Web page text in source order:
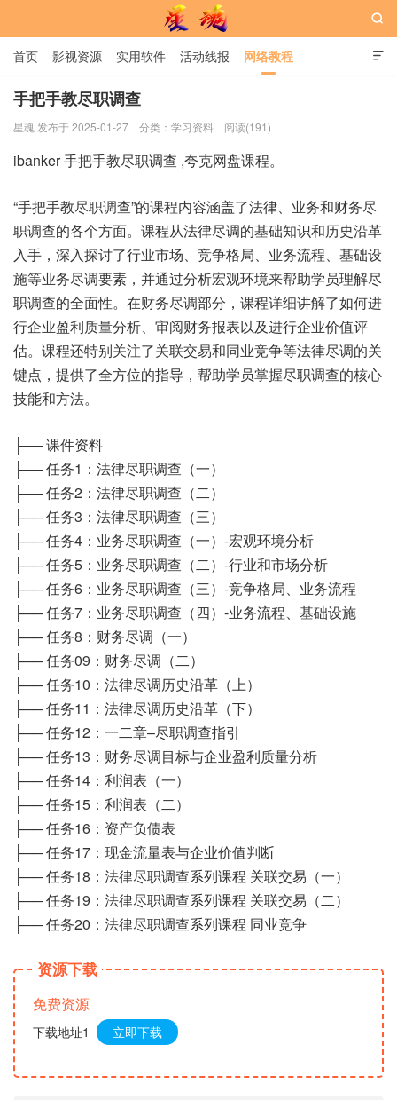

首页 影视资源 实用软件 活动线报 网络教程
用户中心 书籍 娱乐

手把手教尽职调查
星魂 发布于 2025-01-27 分类： 学习资料 阅读(191)
ibanker 手把手教尽职调查 ,夸克网盘课程。
“手把手教尽职调查”的课程内容涵盖了法律、业务和财务尽
职调查的各个方面。课程从法律尽调的基础知识和历史沿革
入手，深入探讨了行业市场、竞争格局、业务流程、基础设
施等业务尽调要素，并通过分析宏观环境来帮助学员理解尽
职调查的全面性。在财务尽调部分，课程详细讲解了如何进
行企业盈利质量分析、审阅财务报表以及进行企业价值评
估。课程还特别关注了关联交易和同业竞争等法律尽调的关
键点，提供了全方位的指导，帮助学员掌握尽职调查的核心
技能和方法。
├── 课件资料
├── 任务1：法律尽职调查（一）
├── 任务2：法律尽职调查（二）
├── 任务3：法律尽职调查（三）
├── 任务4：业务尽职调查（一）-宏观环境分析
├── 任务5：业务尽职调查（二）-行业和市场分析
├── 任务6：业务尽职调查（三）-竞争格局、业务流程
├── 任务7：业务尽职调查（四）-业务流程、基础设施
├── 任务8：财务尽调（一）
├── 任务09：财务尽调（二）
├── 任务10：法律尽调历史沿革（上）
├── 任务11：法律尽调历史沿革（下）
├── 任务12：一二章–尽职调查指引
├── 任务13：财务尽调目标与企业盈利质量分析
├── 任务14：利润表（一）
├── 任务15：利润表（二）
├── 任务16：资产负债表
├── 任务17：现金流量表与企业价值判断
├── 任务18：法律尽职调查系列课程 关联交易（一）
├── 任务19：法律尽职调查系列课程 关联交易（二）
├── 任务20：法律尽职调查系列课程 同业竞争
资源下载
免费资源
下载地址1 立即下载